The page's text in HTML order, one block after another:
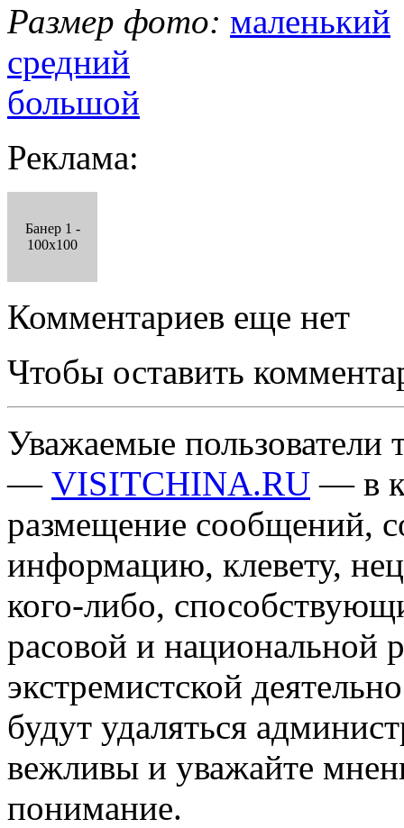
Размер фото: маленький
средний
большой
Реклама:
Банер 1 -
100x100
Комментариев еще нет
Чтобы оставить
Уважаемые пользователи
— VISITCHINA.RU — в
размещение сообщений,
информацию, клевету,
кого-либо,
расовой и национальной
экстремистской
будут удаляться
вежливы и уважайте
понимание.